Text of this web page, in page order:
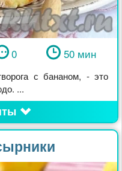
0 50 мин
с бананом, - это
...